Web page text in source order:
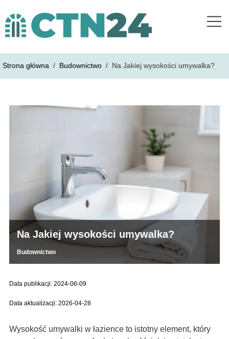
Strona główna / Budownictwo / Na Jakiej wysokości umywalka?
Na Jakiej wysokości umywalka?
Budownictwo
Data publikacji: 2024-06-09
Data aktualizacji: 2026-04-28
Wysokość umywalki w łazience to istotny element, który